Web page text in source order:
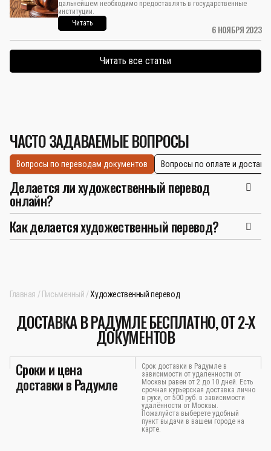
6 НОЯБРЯ 2023
дальнейшем необходимо предоставлять в государственные
институции.
Читать
Читать все статьи
ЧАСТО ЗАДАВАЕМЫЕ ВОПРОСЫ
Вопросы по переводам документов Вопросы по оплате и
Делается ли художественный перевод
онлайн?
Как делается художественный перевод?
Главная Письменный Художественный перевод
ДОСТАВКА В РАДУМЛЕ БЕСПЛАТНО, ОТ 2-Х
ДОКУМЕНТОВ
Сроки и цена
доставки в Радумле
Срок доставки в Радумле в
зависимости от удаленности от
Москвы равен от 2 до 10 дней. Есть
срочная курьерская доставка лично
в руки, от 500 руб. в зависимости
удалённости от Москвы.
Пожалуйста выберете удобный
пункт выдачи в вашем городе на
карте.